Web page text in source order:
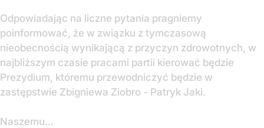
Odpowiadając na liczne pytania pragniemy
poinformować, że w związku z tymczasową
nieobecnością wynikającą z przyczyn zdrowotnych, w
najbliższym czasie pracami partii kierować będzie
Prezydium, któremu przewodniczyć będzie w
zastępstwie Zbigniewa Ziobro - Patryk Jaki.
Naszemu…